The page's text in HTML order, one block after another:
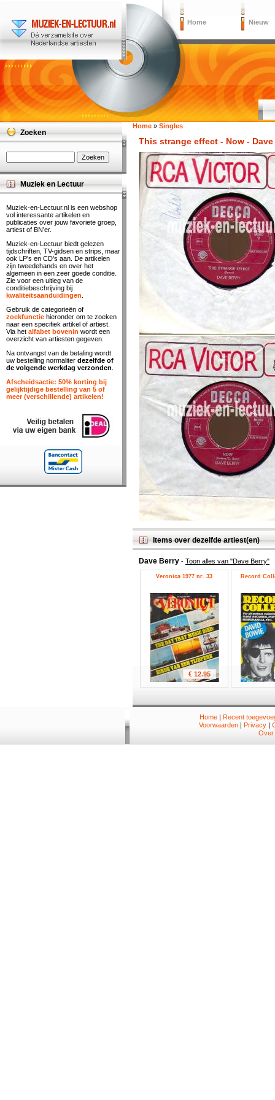
Home Nieuw
Home » Singles
This strange effect - Now - Dave
Items over dezelfde artiest(en)
Dave Berry - Toon alles van "Dave Berry"
Veronica 1977 nr. 33
€ 12.95
Record
Zoeken
Muziek en Lectuur
Muziek-en-Lectuur.nl is een webshop
vol interessante artikelen en
publicaties over jouw favoriete groep,
artiest of BN'er.
Muziek-en-Lectuur biedt gelezen
tijdschriften, TV-gidsen en strips, maar
ook LP's en CD's aan. De artikelen
zijn tweedehands en over het
algemeen in een zeer goede conditie.
Zie voor een uitleg van de
conditiebeschrijving bij
kwaliteitsaanduidingen
Gebruik de categorieën of
zoekfunctie hieronder om te zoeken
naar een specifiek artikel of artiest.
Via het alfabet bovenin wordt een
overzicht van artiesten gegeven.
Na ontvangst van de betaling wordt
uw bestelling normaliter dezelfde of
de volgende werkdag verzonden
Afscheidsactie: 50% korting bij
gelijktijdige bestelling van 5 of
meer (verschillende) artikelen!
Home| Recent
Voorwaarden | Privacy |
Over